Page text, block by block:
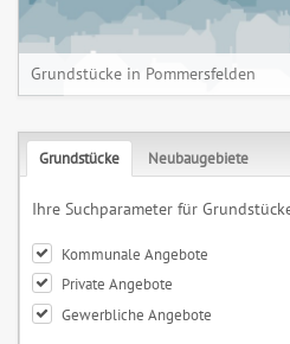
Grundstücke in Pommersfelden
Grundstücke Neubaugebiete
Ihre Suchparameter für
Kommunale Angebote
Private Angebote
Gewerbliche Angebote